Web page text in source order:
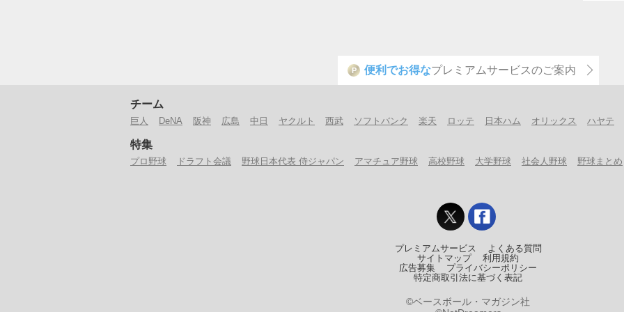
P 便利でお得なプレミアムサービスのご案内
チーム
巨人 DeNA 阪神 広島 中日 ヤクルト 西武 ソフトバンク 楽天 ロッテ 日本ハム オリックス ハヤテ
特集
プロ野球 ドラフト会議 野球日本代表 侍ジャパン アマチュア野球 高校野球 大学野球 社会人野球 野球まとめ
プレミアムサービス
よくある質問
サイトマップ
利用規約
広告募集
プライバシーポリシー
特定商取引法に基づく表記
©ベースボール・マガジン社